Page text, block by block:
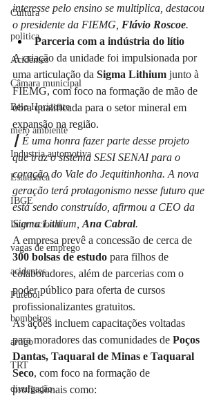
Cultura
politica
Acidentes
Câmara municipal
Belo Horizonte
meio ambiente
Industria automotiva
Estatística
IBGE
Internacional
vagas de emprego
acidentes
Futebol
bombeiros
artigo
TRT
divulgação
interesse pelo ensino se multiplica, destacou
o presidente da FIEMG, Flávio Roscoe.
Parceria com a indústria do lítio
A criação da unidade foi impulsionada por
uma articulação da Sigma Lithium junto à
FIEMG, com foco na formação de mão de
obra qualificada para o setor mineral em
expansão na região.
┃ É uma honra fazer parte desse projeto
que traz o sistema SESI SENAI para o
coração do Vale do Jequitinhonha. A nova
geração terá protagonismo nesse futuro que
está sendo construído, afirmou a CEO da
Sigma Lithium, Ana Cabral.
A empresa prevê a concessão de cerca de
300 bolsas de estudo para filhos de
colaboradores, além de parcerias com o
poder público para oferta de cursos
profissionalizantes gratuitos.
As ações incluem capacitações voltadas
para moradores das comunidades de Poços
Dantas, Taquaral de Minas e Taquaral
Seco, com foco na formação de
profissionais como: